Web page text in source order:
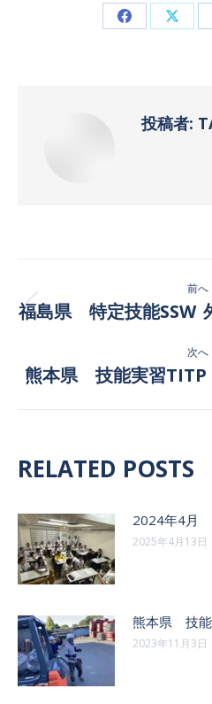
Facebook
X
投稿者:
稿
ビ
ー
シ
ョ
ン
前へ
前
投
稿:
福島県 特定技能SSW
次へ
次
熊本県 技能実習TITP
RELATED POSTS
2024年4月
2025年4月13日
熊本県 技能
2023年11月3日